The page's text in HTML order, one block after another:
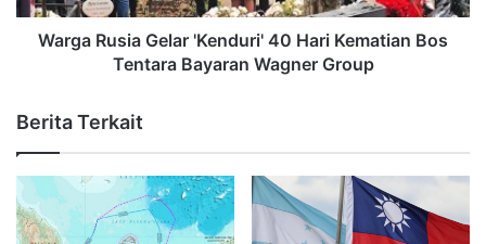
Warga Rusia Gelar 'Kenduri' 40 Hari Kematian Bos
Tentara Bayaran Wagner Group
Berita Terkait